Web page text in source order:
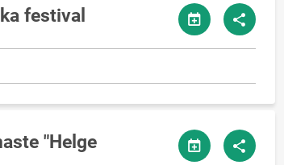
festival
"Helge